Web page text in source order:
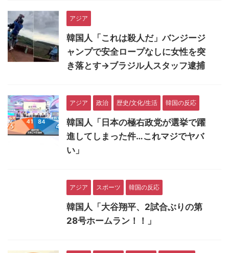
アジア
韓国人「これは殺人だ」バンジージ
ャンプで安全ロープなしに女性を突
き落とす→ブラジル人スタッフ逮捕
アジア 政治 歴史/文化/生活 韓国の反応
韓国人「日本の極右政党が選挙で躍
進してしまった件…これマジでヤバ
い」
アジア スポーツ 韓国の反応
韓国人「大谷翔平、2試合ぶりの第
28号ホームラン！！」